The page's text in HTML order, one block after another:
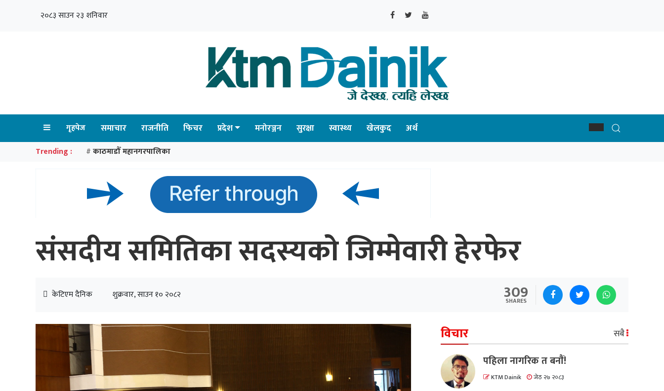
२०८३ साउन २३ शनिवार
गृहपेज समाचार राजनीति फिचर प्रदेश मनोरञ्जन सुरक्षा स्वास्थ्य खेलकुद अर्थ
Trending : # काठमाडौँ महानगरपालिका
संसदीय समितिका सदस्यको जिम्मेवारी हेरफेर
केटिएम दैनिक शुक्रवार, साउन १० २०८२ 309
SHARES
विचार सबै
पहिला नागरिक त बनाैं!
KTM Dainik जेठ २७ २०८३